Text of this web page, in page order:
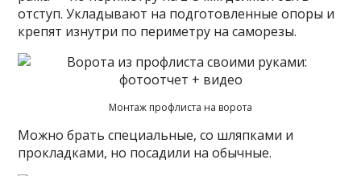
отступ. Укладывают на подготовленные опоры и
крепят изнутри по периметру на саморезы.
Монтаж профлиста на ворота
Можно брать специальные, со шляпками и
прокладками, но посадили на обычные.